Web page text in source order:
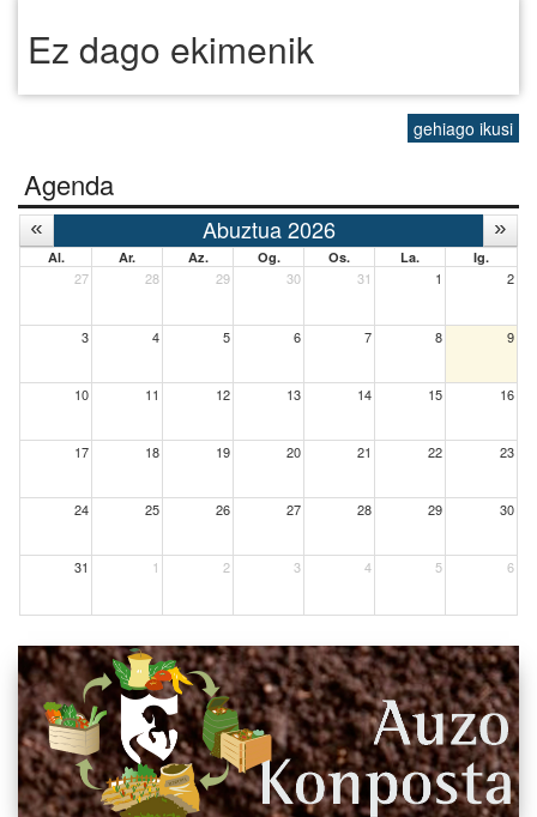
Ez dago ekimenik
gehiago ikusi
Agenda
Abuztua 2026
Al. Ar. Az. Og. Os. La. Ig.
27 28 29 30 31 1 2
3 4 5 6 7 8 9
10 11 12 13 14 15 16
17 18 19 20 21 22 23
24 25 26 27 28 29 30
31 1 2 3 4 5 6